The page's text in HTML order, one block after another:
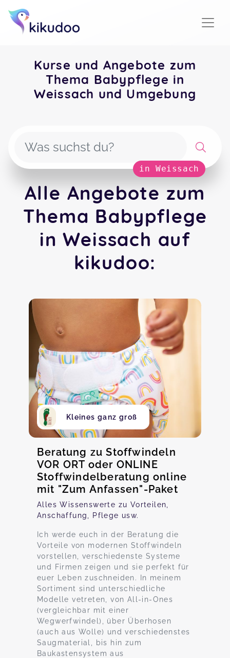
Kurse und Angebote zum
Thema Babypflege in
Weissach und Umgebung
in Weissach
Alle Angebote zum
Thema Babypflege
in Weissach auf
kikudoo:
Kleines ganz groß
Beratung zu Stoffwindeln
VOR ORT oder ONLINE
Stoffwindelberatung online
mit "Zum Anfassen"-Paket
Alles Wissenswerte zu Vorteilen,
Anschaffung, Pflege usw.
Ich werde euch in der Beratung die
Vorteile von modernen Stoffwindeln
vorstellen, verschiedenste Systeme
und Firmen zeigen und sie perfekt für
euer Leben zuschneiden. In meinem
Sortiment sind unterschiedliche
Modelle vetreten, von All-in-Ones
(vergleichbar mit einer
Wegwerfwindel), über Überhosen
(auch aus Wolle) und verschiedenstes
Saugmaterial, bis hin zum
Baukastensystem aus